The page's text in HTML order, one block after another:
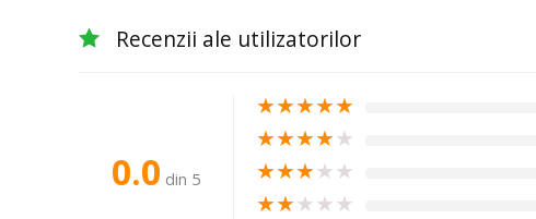
Recenzii ale utilizatorilor
0.0 din 5
★★★★★
★★★★★
★★★★★
★★★★★